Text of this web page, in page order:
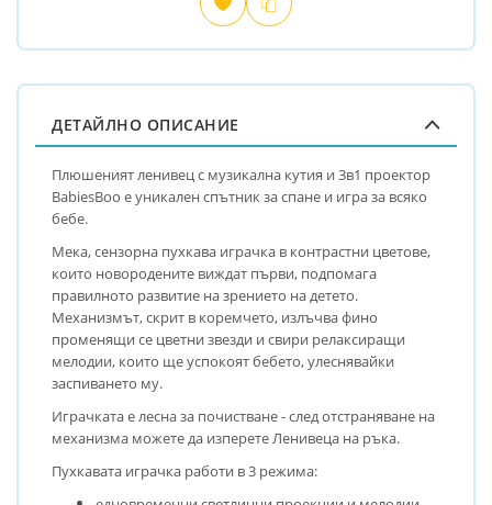
Добави
любими
Сравни
ДЕТАЙЛНО ОПИСАНИЕ
Плюшеният ленивец с музикална кутия и 3в1 проектор
BabiesBoo е уникален спътник за спане и игра за всяко
бебе.
Мека, сензорна пухкава играчка в контрастни цветове,
които новородените виждат първи, подпомага
правилното развитие на зрението на детето.
Механизмът, скрит в коремчето, излъчва фино
променящи се цветни звезди и свири релаксиращи
мелодии, които ще успокоят бебето, улеснявайки
заспиването му.
Играчката е лесна за почистване - след отстраняване на
механизма можете да изперете Ленивеца на ръка.
Пухкавата играчка работи в 3 режима: